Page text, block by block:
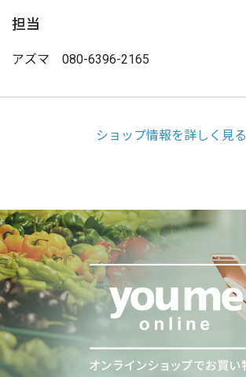
担当
アズマ 080-6396-2165
ショップ情報を詳しく見る